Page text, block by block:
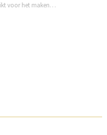
voor het maken…